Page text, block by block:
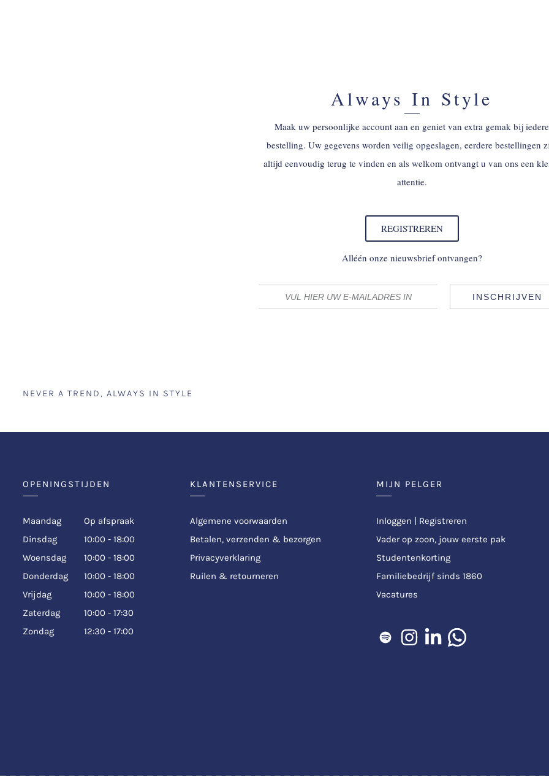
Always In Style
Maak uw persoonlijke account aan en geniet van extra gemak bij iedere
bestelling. Uw gegevens worden veilig opgeslagen, eerdere bestellingen
altijd eenvoudig terug te vinden en als welkom ontvangt u van ons een
attentie.
REGISTREREN
Alléén onze nieuwsbrief ontvangen?
INSCHRIJVEN
NEVER A TREND, ALWAYS IN STYLE
OPENINGSTIJDEN
Maandag
Op afspraak
Dinsdag
10:00 - 18:00
Woensdag
10:00 - 18:00
Donderdag
10:00 - 18:00
Vrijdag
10:00 - 18:00
Zaterdag
10:00 - 17:30
Zondag
12:30 - 17:00
KLANTENSERVICE
Algemene voorwaarden
Betalen, verzenden & bezorgen
Privacyverklaring
Ruilen & retourneren
MIJN PELGER
Inloggen | Registreren
Vader op zoon, jouw eerste pak
Studentenkorting
Familiebedrijf sinds 1860
Vacatures